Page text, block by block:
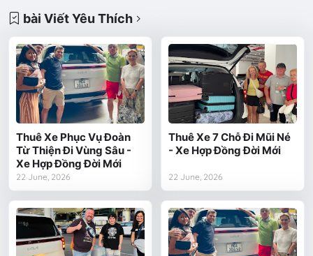
bài Viết Yêu Thích
Thuê Xe Phục Vụ Đoàn
Từ Thiện Đi Vùng Sâu -
Xe Hợp Đồng Đời Mới
22 June, 2026
Thuê Xe 7 Chỗ Đi Mũi Né
- Xe Hợp Đồng Đời Mới
22 June, 2026